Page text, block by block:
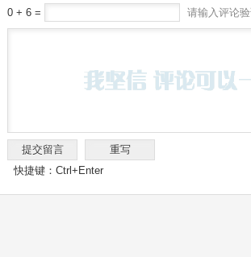
0 + 6 = 请输入评论
快捷键：Ctrl+Enter